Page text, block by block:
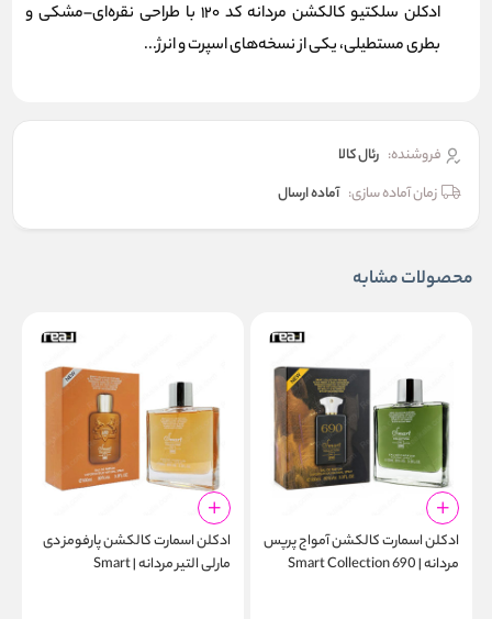
ادکلن سلکتیو کالکشن مردانه کد 120 با طراحی نقره‌ای–مشکی و
بطری مستطیلی، یکی از نسخه‌های اسپرت و انرژ...
فروشنده: رئال كالا
زمان آماده سازی: آماده ارسال
محصولات مشابه
ادکلن اسمارت کالکشن آمواج پرپس
مردانه | Smart Collection 690
ادکلن اسمارت کالکشن پارفومز دی
مارلی التیر مردانه | Smart